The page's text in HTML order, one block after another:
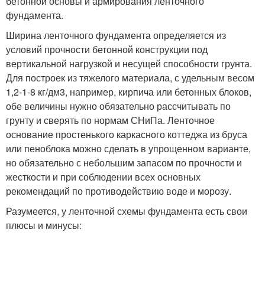
фундамента.
Ширина ленточного фундамента определяется из
условий прочности бетонной конструкции под
вертикальной нагрузкой и несущей способности грунта.
Для построек из тяжелого материала, с удельным весом
1,2-1-8 кг/дм3, например, кирпича или бетонных блоков,
обе величины нужно обязательно рассчитывать по
грунту и сверять по нормам СНиПа. Ленточное
основание простенького каркасного коттеджа из бруса
или пеноблока можно сделать в упрощенном варианте,
но обязательно с небольшим запасом по прочности и
жесткости и при соблюдении всех основных
рекомендаций по противодействию воде и морозу.
Разумеется, у ленточной схемы фундамента есть свои
плюсы и минусы: